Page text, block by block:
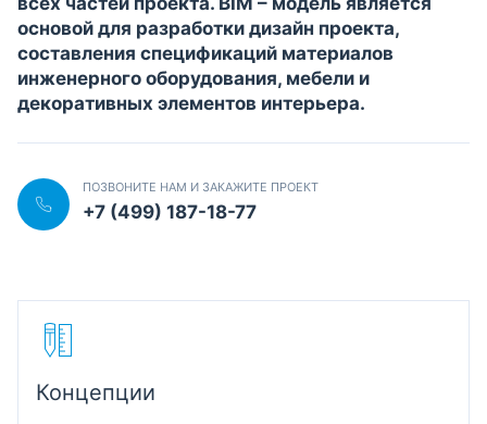
основой для разработки дизайн проекта,
составления спецификаций материалов
инженерного оборудования, мебели и
декоративных элементов интерьера.
ПОЗВОНИТЕ НАМ И ЗАКАЖИТЕ ПРОЕКТ
+7 (499) 187-18-77
Концепции